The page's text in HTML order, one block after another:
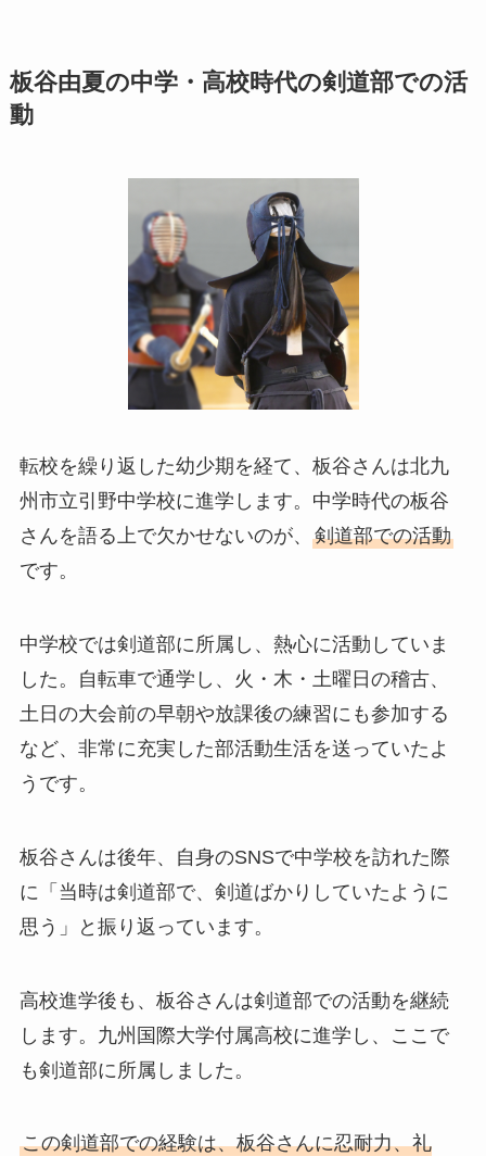
板谷由夏の中学・高校時代の剣道部での活
動
転校を繰り返した幼少期を経て、板谷さんは北九
州市立引野中学校に進学します。中学時代の板谷
さんを語る上で欠かせないのが、 剣道部での活動
です。
中学校では剣道部に所属し、熱心に活動していま
した。自転車で通学し、火・木・土曜日の稽古、
土日の大会前の早朝や放課後の練習にも参加する
など、非常に充実した部活動生活を送っていたよ
うです。
板谷さんは後年、自身のSNSで中学校を訪れた際
に「当時は剣道部で、剣道ばかりしていたように
思う」と振り返っています。
高校進学後も、板谷さんは剣道部での活動を継続
します。九州国際大学付属高校に進学し、ここで
も剣道部に所属しました。
この剣道部での経験は、板谷さんに忍耐力、礼